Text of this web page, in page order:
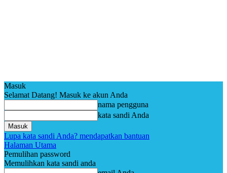
Masuk
Selamat Datang! Masuk ke akun Anda
nama pengguna
kata sandi Anda
Lupa kata sandi Anda? mendapatkan bantuan
Halaman Utama
Pemulihan password
Memulihkan kata sandi anda